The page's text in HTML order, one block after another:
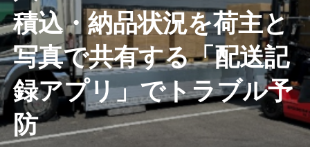
積込・納品状況を荷主と
写真で共有する「配送記
録アプリ」でトラブル予
防